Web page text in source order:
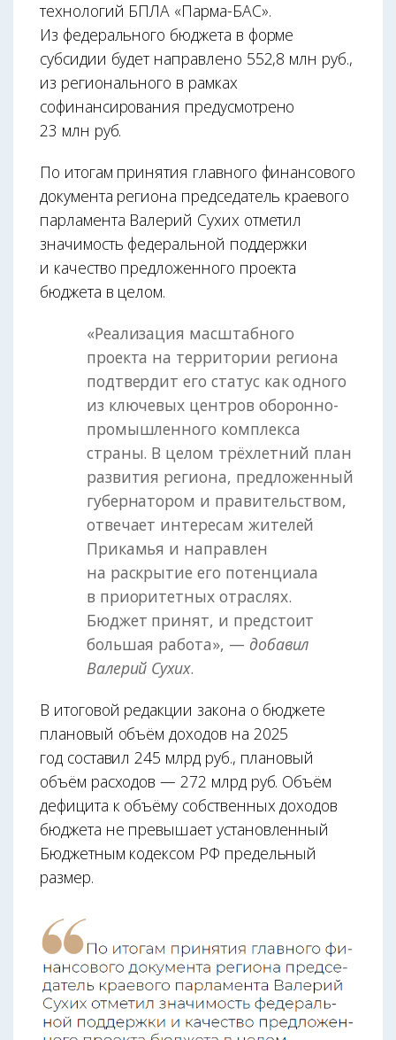
технологий БПЛА «Парма-БАС».
Из федерального бюджета в форме
субсидии будет направлено 552,8 млн руб.,
из регионального в рамках
софинансирования предусмотрено
23 млн руб.
По итогам принятия главного финансового
документа региона председатель краевого
парламента Валерий Сухих отметил
значимость федеральной поддержки
и качество предложенного проекта
бюджета в целом.
«Реализация масштабного
проекта на территории региона
подтвердит его статус как одного
из ключевых центров оборонно-
промышленного комплекса
страны. В целом трёхлетний план
развития региона, предложенный
губернатором и правительством,
отвечает интересам жителей
Прикамья и направлен
на раскрытие его потенциала
в приоритетных отраслях.
Бюджет принят, и предстоит
большая работа», — добавил
Валерий Сухих.
В итоговой редакции закона о бюджете
плановый объём доходов на 2025
год составил 245 млрд руб., плановый
объём расходов — 272 млрд руб. Объём
дефицита к объёму собственных доходов
бюджета не превышает установленный
Бюджетным кодексом РФ предельный
размер.